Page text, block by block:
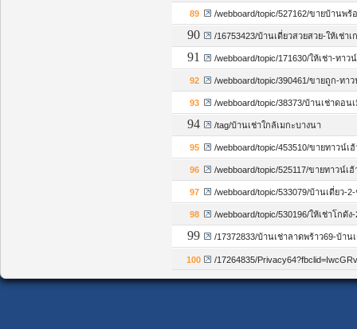
89 /webboard/topic/527162/ขายบ้านพ
90 /16753423/บ้านเดี่ยวสวยสวย-ให้เช่า
91 /webboard/topic/171630/ให้เช่า-ทา
92 /webboard/topic/390461/ขายถูก-ท
93 /webboard/topic/38373/บ้านเช่าดอน
94 /tag/บ้านเช่าใกล้เมกะบางนา
95 /webboard/topic/453510/ขายทาวน์
96 /webboard/topic/525117/ขายทาวน์
97 /webboard/topic/533079/บ้านเดี่ยว
98 /webboard/topic/530196/ให้เช่าโกดั
99 /17372833/บ้านเช่าลาดพร้าว69-บ้า
100 /17264835/